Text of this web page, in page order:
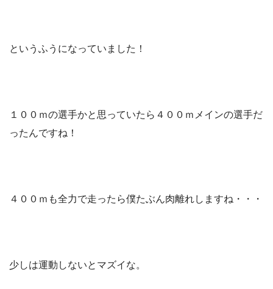
というふうになっていました！
１００ｍの選手かと思っていたら４００ｍメインの選手だ
ったんですね！
４００ｍも全力で走ったら僕たぶん肉離れしますね・・・
少しは運動しないとマズイな。